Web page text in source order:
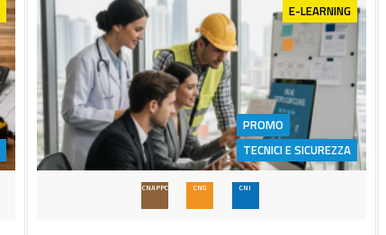
E-LEARNING
PROMO
TECNICI E SICUREZZA
CNAPPC CNG CNI